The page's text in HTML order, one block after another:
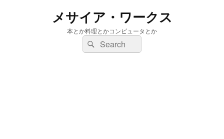
メサイア・ワークス
本とか料理とかコンピュータとか
検
索:
検
索